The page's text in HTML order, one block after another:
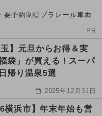
要予約制◎プラレール車両
PR
玉】元旦からお得＆実
袋」が買える！スーパ
帰り温泉5選
2025年12月31日
横浜市】年末年始も営